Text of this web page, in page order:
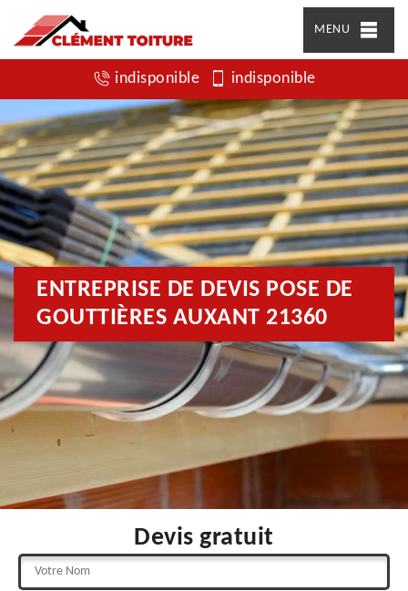
MENU
indisponible indisponible
ENTREPRISE DE DEVIS POSE DE
GOUTTIÈRES AUXANT 21360
Devis gratuit